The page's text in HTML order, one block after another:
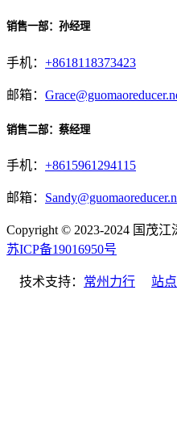
销售一部：孙经理
手机： +8618118373423
邮箱：
销售二部：蔡经理
手机： +8615961294115
邮箱：
Copyright © 2023-2024 国茂
苏ICP备19016950号
技术支持： 常州力行 站